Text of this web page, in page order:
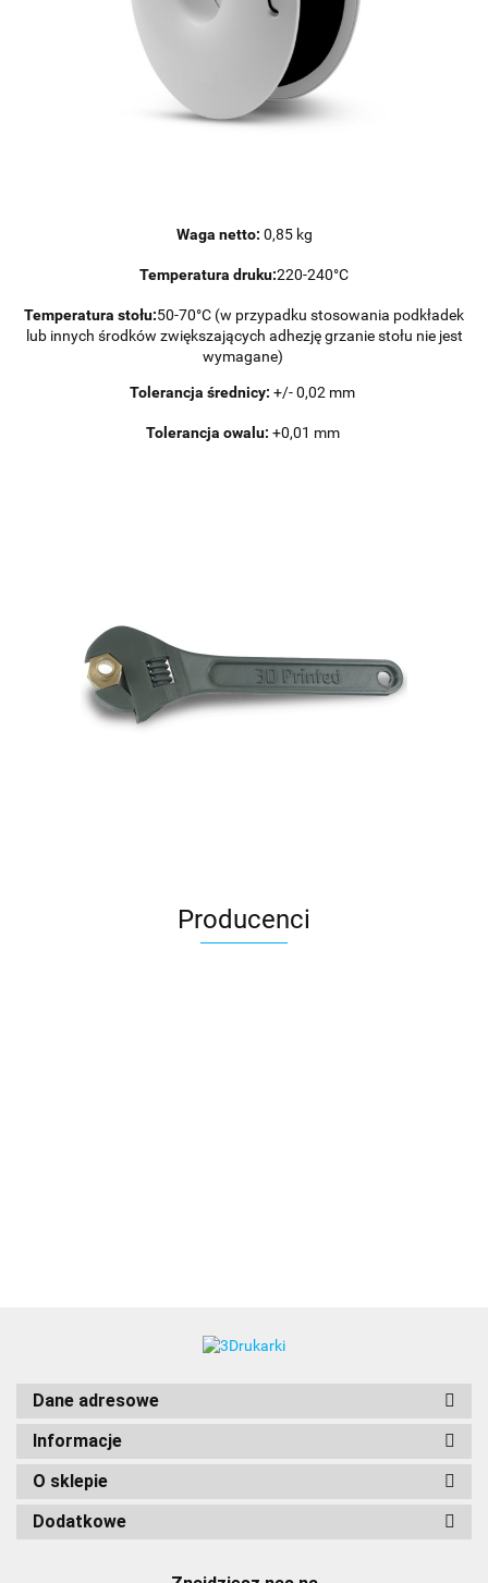
Waga netto: 0,85 kg
Temperatura druku:220-240°C
Temperatura stołu:50-70°C (w przypadku stosowania podkładek
lub innych środków zwiększających adhezję grzanie stołu nie jest
wymagane)
Tolerancja średnicy: +/- 0,02 mm
Tolerancja owalu: +0,01 mm
Producenci
Dane adresowe
Informacje
O sklepie
Dodatkowe